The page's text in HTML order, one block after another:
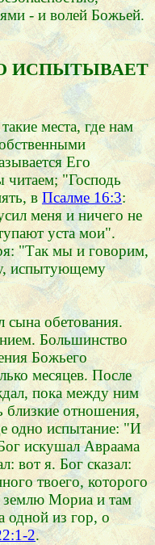
- и волей Божьей.
ИСПЫТЫВАЕТ
места, где нам
Его
читаем; "Господь
вПсалме 16:3:
меня и ничего не
уста мои".
"Так мы и говорим,
испытующему
сына обетования.
Большинство
Божьего
месяцев. После
пока между ним
близкие отношения,
одно испытание: "И
искушал Авраама
вот я. Бог сказал:
твоего, которого
Мориа и там
одной из гор, о
2.